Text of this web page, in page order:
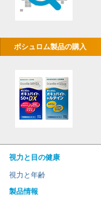
ボシュロム製品の購入
視力と目の健康
視力と年齢
製品情報